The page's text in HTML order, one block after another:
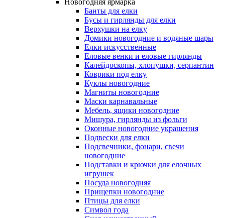
Новогодняя ярмарка
Банты для елки
Бусы и гирлянды для елки
Верхушки на елку
Домики новогодние и водяные шары
Елки искусственные
Еловые венки и еловые гирлянды
Калейдоскопы, хлопушки, серпантин
Коврики под елку
Куклы новогодние
Магниты новогодние
Маски карнавальные
Мебель, ящики новогодние
Мишура, гирлянды из фольги
Оконные новогодние украшения
Подвески для елки
Подсвечники, фонари, свечи
новогодние
Подставки и крючки для елочных
игрушек
Посуда новогодняя
Прищепки новогодние
Птицы для елки
Символ года